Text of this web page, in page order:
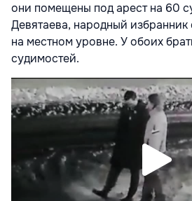
они помещены под арест на 60
Девятаева, народный
на местном уровне. У обоих
судимостей.